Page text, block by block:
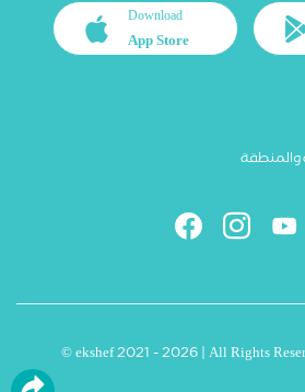
Download
App Store
والمنطقة
© ekshef 2021 - 2026 | All Rights